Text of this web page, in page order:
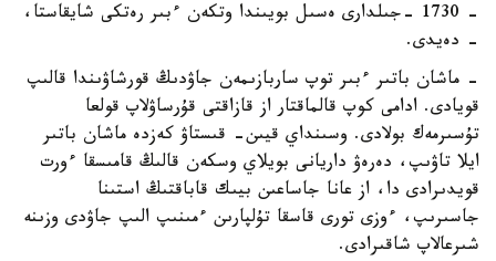
- 1730 -جىلدارى ەسىل بويىندا وتكەن ءبىر رەتكى شايقاستا،
- دەيدى.
- ماشان باتىر ءبىر توپ ساربازىمەن جاۋدىڭ قورشاۋىندا قالىپ
قويادى. ادامى كوپ قالماقتار از قازاقتى قۇرساۋلاپ قولعا
تۇسىرمەك بولادى. وسىنداي قيىن- قىستاۋ كەزدە ماشان باتىر
ايلا تاۋىپ، دەرەۋ داريانى بويلاي وسكەن قالىڭ قامىسقا ءورت
قويدىرادى دا، از عانا جاساعىن بيىك قاباقتىڭ استىنا
جاسىرىپ، ءوزى تورى قاسقا تۇلپارىن ءمىنىپ الىپ جاۋدى وزىنە
شىرعالاپ شاقىرادى.